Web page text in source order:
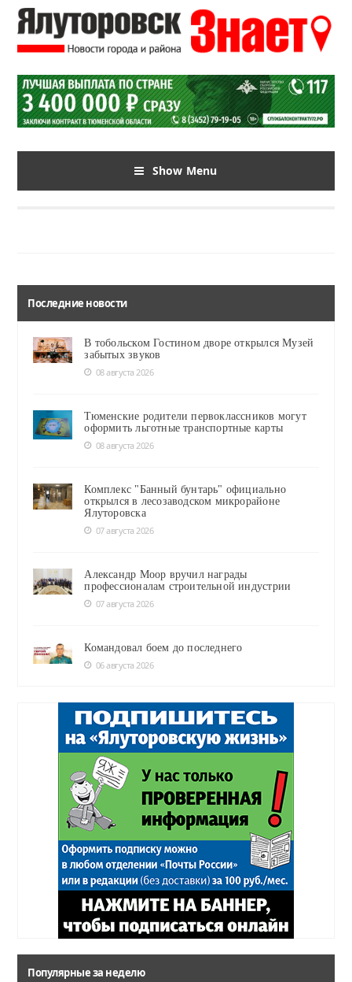
Show Menu
Последние новости
В тобольском Гостином дворе открылся Музей
забытых звуков
08 августа 2026
Тюменские родители первоклассников могут
оформить льготные транспортные карты
08 августа 2026
Комплекс "Банный бунтарь" официально
открылся в лесозаводском микрорайоне
Ялуторовска
07 августа 2026
Александр Моор вручил награды
профессионалам строительной индустрии
07 августа 2026
Командовал боем до последнего
06 августа 2026
Популярные за неделю